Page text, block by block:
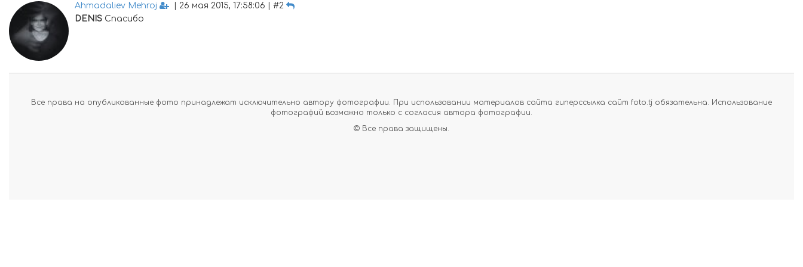
Ahmadaliev Mehroj
| 26 мая 2015, 17:58:06 | #2
DENIS Спасибо
Все права на опубликованные фото принадлежат исключительно автору фотографии. При использовании материалов сайта гиперссылка сайт foto.tj обязательна. Использование
фотографий возможно только с согласия автора фотографии.
© Все права защищены.